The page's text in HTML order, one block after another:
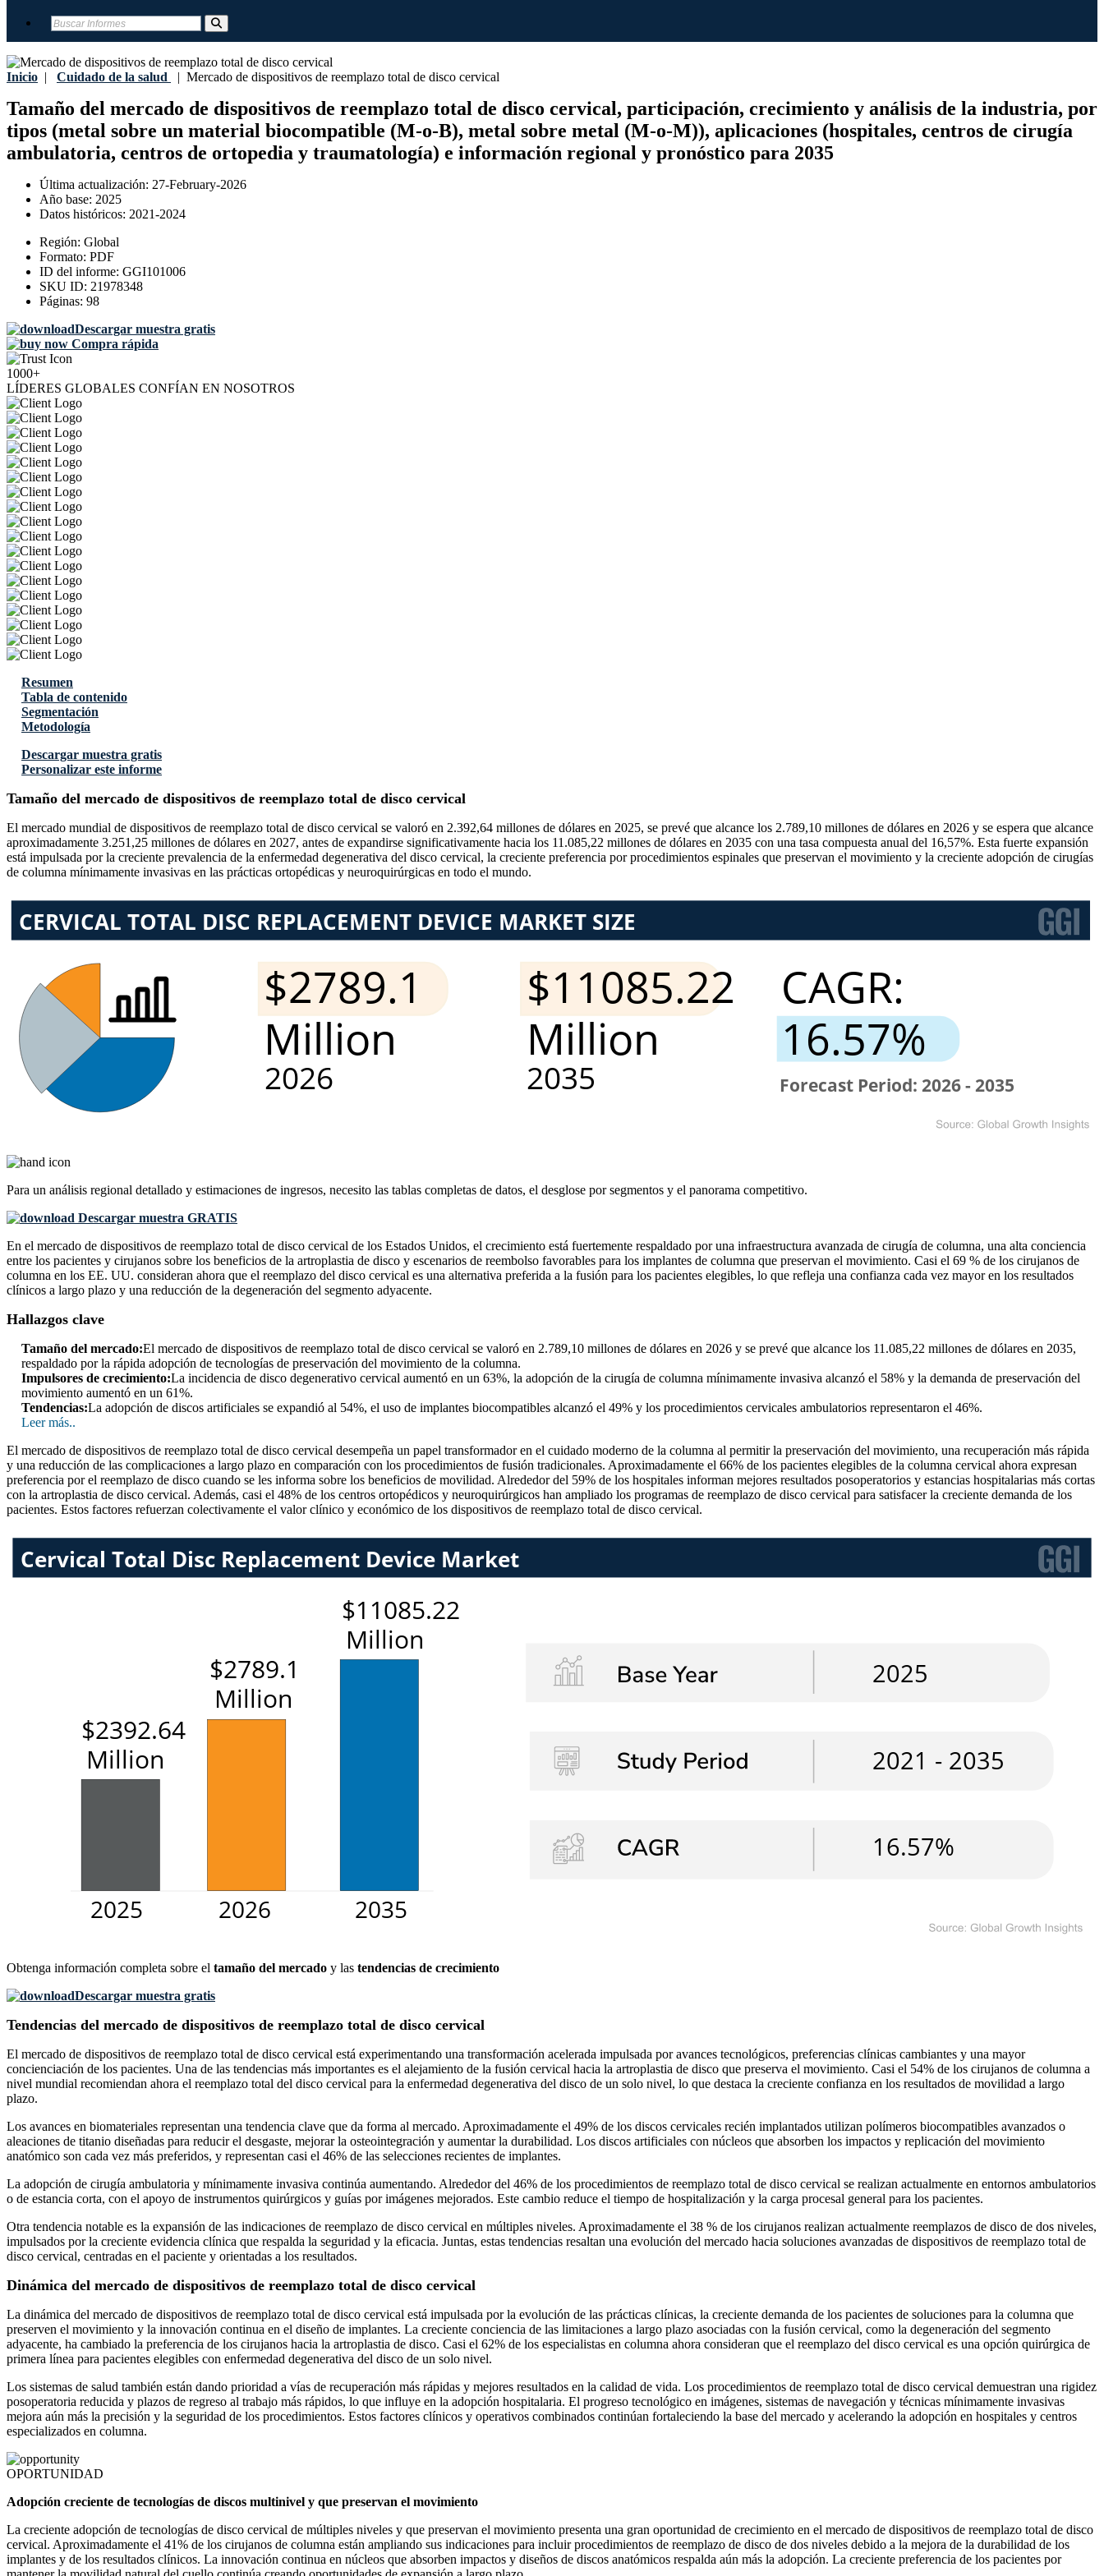
Inicio | Cuidado de la salud | Mercado de dispositivos de reemplazo total de disco cervical
Tamaño del mercado de dispositivos de reemplazo total de disco cervical, participación, crecimiento y análisis de la industria, por
tipos (metal sobre un material biocompatible (M-o-B), metal sobre metal (M-o-M)), aplicaciones (hospitales, centros de cirugía
ambulatoria, centros de ortopedia y traumatología) e información regional y pronóstico para 2035
Última actualización: 27-February-2026
Año base: 2025
Datos históricos: 2021-2024
Región: Global
Formato: PDF
ID del informe: GGI101006
SKU ID: 21978348
Páginas: 98
Descargar muestra gratis
Compra rápida
1000+
LÍDERES GLOBALES CONFÍAN EN NOSOTROS
Resumen
Tabla de contenido
Segmentación
Metodología
Descargar muestra gratis
Personalizar este informe
Tamaño del mercado de dispositivos de reemplazo total de disco cervical
El mercado mundial de dispositivos de reemplazo total de disco cervical se valoró en 2.392,64 millones de dólares en 2025, se prevé que alcance los 2.789,10 millones de dólares en 2026 y se espera que alcance
aproximadamente 3.251,25 millones de dólares en 2027, antes de expandirse significativamente hacia los 11.085,22 millones de dólares en 2035 con una tasa compuesta anual del 16,57%. Esta fuerte expansión
está impulsada por la creciente prevalencia de la enfermedad degenerativa del disco cervical, la creciente preferencia por procedimientos espinales que preservan el movimiento y la creciente adopción de cirugías
de columna mínimamente invasivas en las prácticas ortopédicas y neuroquirúrgicas en todo el mundo.
Para un análisis regional detallado y estimaciones de ingresos, necesito las tablas completas de datos, el desglose por segmentos y el panorama competitivo.
Descargar muestra GRATIS
En el mercado de dispositivos de reemplazo total de disco cervical de los Estados Unidos, el crecimiento está fuertemente respaldado por una infraestructura avanzada de cirugía de columna, una alta conciencia
entre los pacientes y cirujanos sobre los beneficios de la artroplastia de disco y escenarios de reembolso favorables para los implantes de columna que preservan el movimiento. Casi el 69 % de los cirujanos de
columna en los EE. UU. consideran ahora que el reemplazo del disco cervical es una alternativa preferida a la fusión para los pacientes elegibles, lo que refleja una confianza cada vez mayor en los resultados
clínicos a largo plazo y una reducción de la degeneración del segmento adyacente.
Hallazgos clave
Tamaño del mercado:El mercado de dispositivos de reemplazo total de disco cervical se valoró en 2.789,10 millones de dólares en 2026 y se prevé que alcance los 11.085,22 millones de dólares en 2035,
respaldado por la rápida adopción de tecnologías de preservación del movimiento de la columna.
Impulsores de crecimiento:La incidencia de disco degenerativo cervical aumentó en un 63%, la adopción de la cirugía de columna mínimamente invasiva alcanzó el 58% y la demanda de preservación del
movimiento aumentó en un 61%.
Tendencias:La adopción de discos artificiales se expandió al 54%, el uso de implantes biocompatibles alcanzó el 49% y los procedimientos cervicales ambulatorios representaron el 46%.
Leer más..
El mercado de dispositivos de reemplazo total de disco cervical desempeña un papel transformador en el cuidado moderno de la columna al permitir la preservación del movimiento, una recuperación más rápida
y una reducción de las complicaciones a largo plazo en comparación con los procedimientos de fusión tradicionales. Aproximadamente el 66% de los pacientes elegibles de la columna cervical ahora expresan
preferencia por el reemplazo de disco cuando se les informa sobre los beneficios de movilidad. Alrededor del 59% de los hospitales informan mejores resultados posoperatorios y estancias hospitalarias más cortas
con la artroplastia de disco cervical. Además, casi el 48% de los centros ortopédicos y neuroquirúrgicos han ampliado los programas de reemplazo de disco cervical para satisfacer la creciente demanda de los
pacientes. Estos factores refuerzan colectivamente el valor clínico y económico de los dispositivos de reemplazo total de disco cervical.
Obtenga información completa sobre el tamaño del mercado y las tendencias de crecimiento
Descargar muestra gratis
Tendencias del mercado de dispositivos de reemplazo total de disco cervical
El mercado de dispositivos de reemplazo total de disco cervical está experimentando una transformación acelerada impulsada por avances tecnológicos, preferencias clínicas cambiantes y una mayor
concienciación de los pacientes. Una de las tendencias más importantes es el alejamiento de la fusión cervical hacia la artroplastia de disco que preserva el movimiento. Casi el 54% de los cirujanos de columna a
nivel mundial recomiendan ahora el reemplazo total del disco cervical para la enfermedad degenerativa del disco de un solo nivel, lo que destaca la creciente confianza en los resultados de movilidad a largo
plazo.
Los avances en biomateriales representan una tendencia clave que da forma al mercado. Aproximadamente el 49% de los discos cervicales recién implantados utilizan polímeros biocompatibles avanzados o
aleaciones de titanio diseñadas para reducir el desgaste, mejorar la osteointegración y aumentar la durabilidad. Los discos artificiales con núcleos que absorben los impactos y replicación del movimiento
anatómico son cada vez más preferidos, y representan casi el 46% de las selecciones recientes de implantes.
La adopción de cirugía ambulatoria y mínimamente invasiva continúa aumentando. Alrededor del 46% de los procedimientos de reemplazo total de disco cervical se realizan actualmente en entornos ambulatorios
o de estancia corta, con el apoyo de instrumentos quirúrgicos y guías por imágenes mejorados. Este cambio reduce el tiempo de hospitalización y la carga procesal general para los pacientes.
Otra tendencia notable es la expansión de las indicaciones de reemplazo de disco cervical en múltiples niveles. Aproximadamente el 38 % de los cirujanos realizan actualmente reemplazos de disco de dos niveles,
impulsados ​​por la creciente evidencia clínica que respalda la seguridad y la eficacia. Juntas, estas tendencias resaltan una evolución del mercado hacia soluciones avanzadas de dispositivos de reemplazo total de
disco cervical, centradas en el paciente y orientadas a los resultados.
Dinámica del mercado de dispositivos de reemplazo total de disco cervical
La dinámica del mercado de dispositivos de reemplazo total de disco cervical está impulsada por la evolución de las prácticas clínicas, la creciente demanda de los pacientes de soluciones para la columna que
preserven el movimiento y la innovación continua en el diseño de implantes. La creciente conciencia de las limitaciones a largo plazo asociadas con la fusión cervical, como la degeneración del segmento
adyacente, ha cambiado la preferencia de los cirujanos hacia la artroplastia de disco. Casi el 62% de los especialistas en columna ahora consideran que el reemplazo del disco cervical es una opción quirúrgica de
primera línea para pacientes elegibles con enfermedad degenerativa del disco de un solo nivel.
Los sistemas de salud también están dando prioridad a vías de recuperación más rápidas y mejores resultados en la calidad de vida. Los procedimientos de reemplazo total de disco cervical demuestran una rigidez
posoperatoria reducida y plazos de regreso al trabajo más rápidos, lo que influye en la adopción hospitalaria. El progreso tecnológico en imágenes, sistemas de navegación y técnicas mínimamente invasivas
mejora aún más la precisión y la seguridad de los procedimientos. Estos factores clínicos y operativos combinados continúan fortaleciendo la base del mercado y acelerando la adopción en hospitales y centros
especializados en columna.
OPORTUNIDAD
Adopción creciente de tecnologías de discos multinivel y que preservan el movimiento
La creciente adopción de tecnologías de disco cervical de múltiples niveles y que preservan el movimiento presenta una gran oportunidad de crecimiento en el mercado de dispositivos de reemplazo total de disco
cervical. Aproximadamente el 41% de los cirujanos de columna están ampliando sus indicaciones para incluir procedimientos de reemplazo de disco de dos niveles debido a la mejora de la durabilidad de los
implantes y de los resultados clínicos. La innovación continua en núcleos que absorben impactos y diseños de discos anatómicos respalda aún más la adopción. La creciente preferencia de los pacientes por